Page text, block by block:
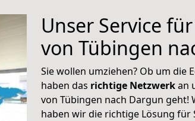
Unser Service
von Tübingen
Sie wollen umziehen? Ob um die
haben das richtige Netzwerkan
von Tübingen nach Dargun geht!
haben wir die richtige Lösung für